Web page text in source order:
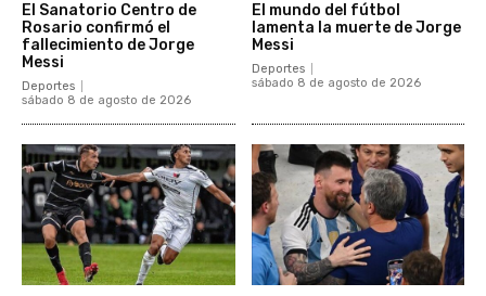
El Sanatorio Centro de
Rosario confirmó el
fallecimiento de Jorge
Messi
Deportes
sábado 8 de agosto de 2026
El mundo del fútbol
lamenta la muerte de Jorge
Messi
Deportes
sábado 8 de agosto de 2026